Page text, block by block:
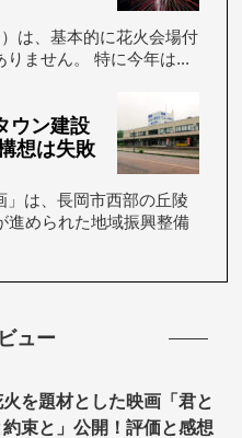
は、基本的に花火会場付
ません。 特に今年は...
ウン建設
想は失敗
」は、長岡市西部の丘陵
進められた地域振興整備
ュー
を題材とした映画「君と
束と」公開！評価と感想